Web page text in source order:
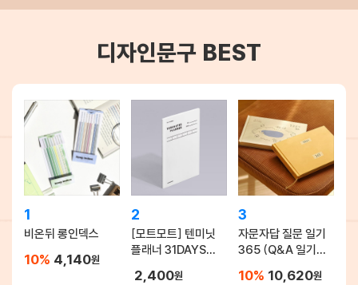
디자인문구 BEST
1
비온뒤 롱인덱스
10% 4,140원
2
[모트모트] 텐미닛
플래너 31DAYS
2,400원
3
자문자답 질문 일기
365 (Q&A 일기장,
10% 10,620원